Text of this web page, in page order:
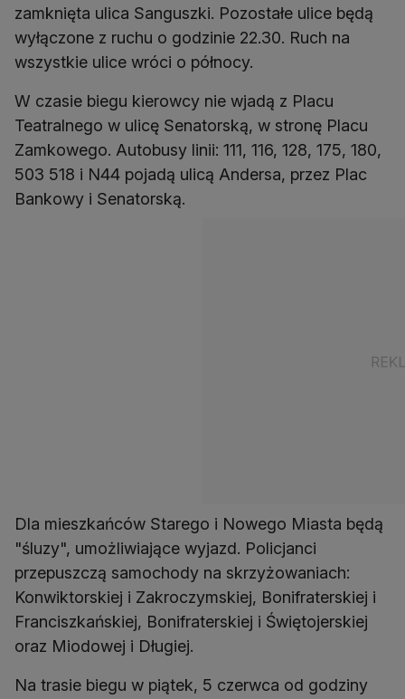
zamknięta ulica Sanguszki. Pozostałe ulice będą
wyłączone z ruchu o godzinie 22.30. Ruch na
wszystkie ulice wróci o północy.
W czasie biegu kierowcy nie wjadą z Placu
Teatralnego w ulicę Senatorską, w stronę Placu
Zamkowego. Autobusy linii: 111, 116, 128, 175, 180,
503 518 i N44 pojadą ulicą Andersa, przez Plac
Bankowy i Senatorską.
Dla mieszkańców Starego i Nowego Miasta będą
"śluzy", umożliwiające wyjazd. Policjanci
przepuszczą samochody na skrzyżowaniach:
Konwiktorskiej i Zakroczymskiej, Bonifraterskiej i
Franciszkańskiej, Bonifraterskiej i Świętojerskiej
oraz Miodowej i Długiej.
Na trasie biegu w piątek, 5 czerwca od godziny